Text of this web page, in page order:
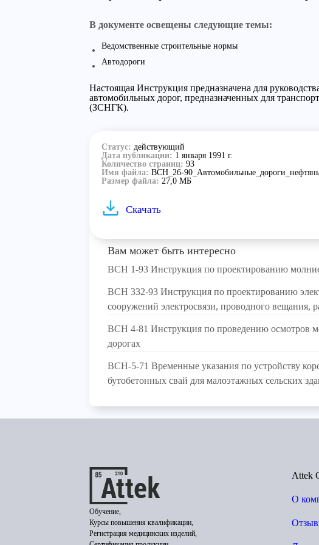
В документе освещены следующие темы:
Ведомственные строительные нормы
Автодороги
Настоящая Инструкция предназначена для
автомобильных дорог, предназначенных для
(ЗСНГК).
Статус: действующий
Дата публикации: 1 января 1991 г.
Количество страниц: 93
Имя файла: ВСН_26-
Размер файла: 27,0 МБ
Скачать
Вам может быть интересно
ВСН 1-93 Инструкция по проектированию
ВСН 332-93 Инструкция по проектированию
сооружений электросвязи, проводного вещания,
ВСН 4-81 Инструкция по проведению осмотров
дорогах
ВСН-5-71 Временные указания по устройству
бутобетонных свай для малоэтажных сельских
Обучение,
Курсы повышения квалификации,
Регистрация медицинских изделий,
Attek
О